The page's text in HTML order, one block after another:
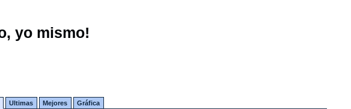
yo mismo!
Ultimas Mejores Gráfica